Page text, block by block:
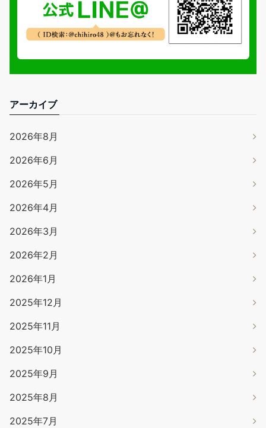
アーカイブ
2026年8月
2026年6月
2026年5月
2026年4月
2026年3月
2026年2月
2026年1月
2025年12月
2025年11月
2025年10月
2025年9月
2025年8月
2025年7月